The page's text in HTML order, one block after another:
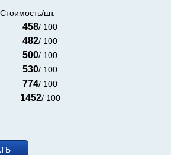
Стоимость/шт.
458/ 100
482/ 100
500/ 100
530/ 100
774/ 100
1452/ 100